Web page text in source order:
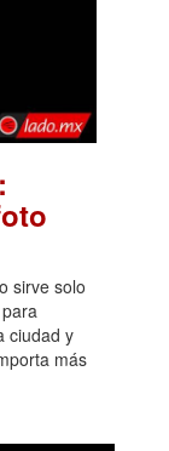
sirve solo
ciudad y
más